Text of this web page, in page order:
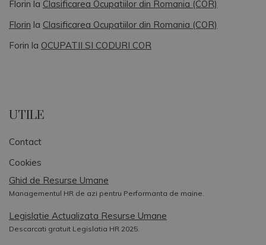
Florin la Clasificarea Ocupatiilor din Romania (COR)
Florin la Clasificarea Ocupatiilor din Romania (COR)
Forin la OCUPATII SI CODURI COR
UTILE
Contact
Cookies
Ghid de Resurse Umane
Managementul HR de azi pentru Performanta de maine.
Legislatie Actualizata Resurse Umane
Descarcati gratuit Legislatia HR 2025.